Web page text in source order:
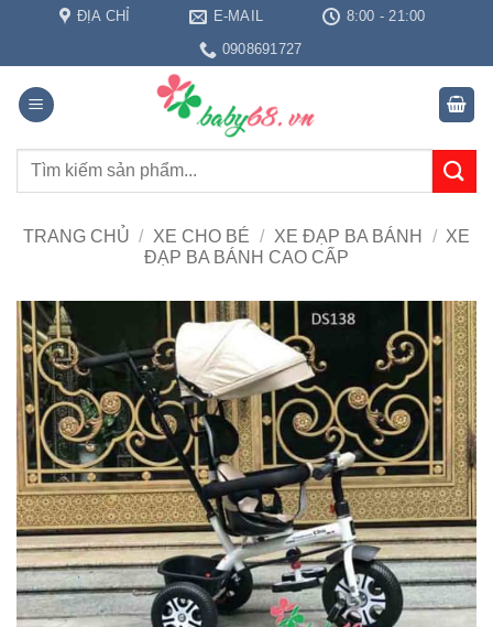
nội
dung
ĐỊA CHỈ E-MAIL
8:00 - 21:00
0908691727
Tìm
TRANG CHỦ / XE CHO BÉ / XE ĐẠP BA BÁNH / XE
ĐẠP BA BÁNH CAO CẤP